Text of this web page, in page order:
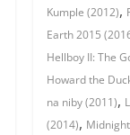
Kumple (2012),
Earth 2015
Hellboy II: The
Howard the
na niby (2011),
(2014),